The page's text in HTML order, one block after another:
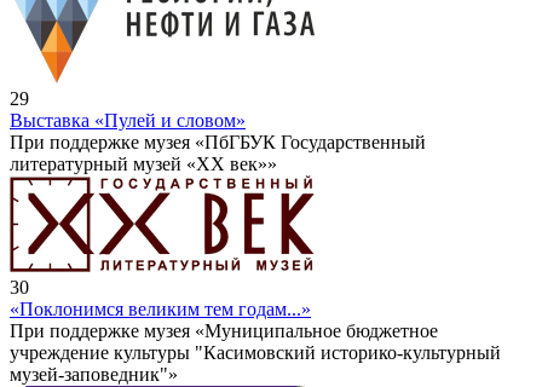
29
Выставка «Пулей и словом»
При поддержке музея «ПбГБУК Государственный
литературный музей «ХХ век»»
30
«Поклонимся великим тем годам...»
При поддержке музея «Муниципальное бюджетное
учреждение культуры "Касимовский историко-культурный
музей-заповедник"»